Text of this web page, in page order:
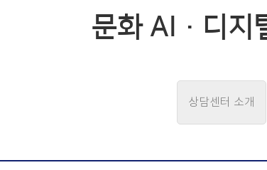
문화 AI·디지
상담센터 소개